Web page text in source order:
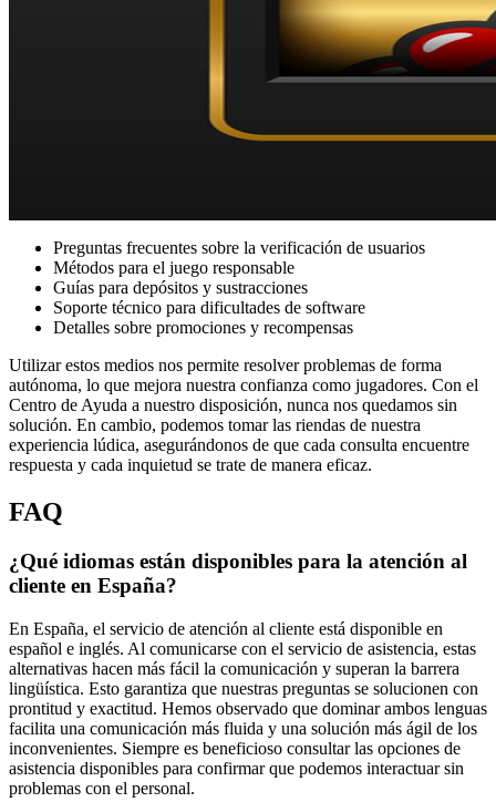
Preguntas frecuentes sobre la verificación de usuarios
Métodos para el juego responsable
Guías para depósitos y sustracciones
Soporte técnico para dificultades de software
Detalles sobre promociones y recompensas
Utilizar estos medios nos permite resolver problemas de forma
autónoma, lo que mejora nuestra confianza como jugadores. Con el
Centro de Ayuda a nuestro disposición, nunca nos quedamos sin
solución. En cambio, podemos tomar las riendas de nuestra
experiencia lúdica, asegurándonos de que cada consulta encuentre
respuesta y cada inquietud se trate de manera eficaz.
FAQ
¿Qué idiomas están disponibles para la atención al
cliente en España?
En España, el servicio de atención al cliente está disponible en
español e inglés. Al comunicarse con el servicio de asistencia, estas
alternativas hacen más fácil la comunicación y superan la barrera
lingüística. Esto garantiza que nuestras preguntas se solucionen con
prontitud y exactitud. Hemos observado que dominar ambos lenguas
facilita una comunicación más fluida y una solución más ágil de los
inconvenientes. Siempre es beneficioso consultar las opciones de
asistencia disponibles para confirmar que podemos interactuar sin
problemas con el personal.